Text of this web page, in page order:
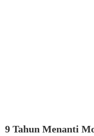
9 Tahun Menanti